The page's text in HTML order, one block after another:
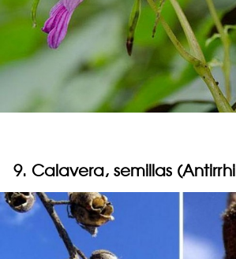
9. Calavera, semillas